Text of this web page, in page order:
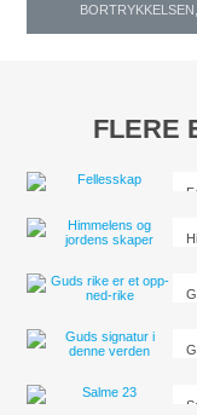
FLERE